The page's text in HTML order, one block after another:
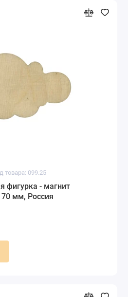
товара: 099.25
фигурка - магнит
мм, Россия